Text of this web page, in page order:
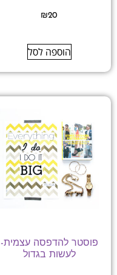
₪20
הוספה לסל
פוסטר להדפסה עצמית-
לעשות בגדול